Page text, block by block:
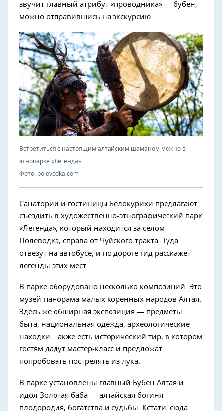
звучит главный атрибут «проводника» — бубен,
можно отправившись на экскурсию.
Встретиться с настоящим алтайским шаманом можно в
этнопарке «Легенда».
Фото: polevodka.com
Санатории и гостиницы Белокурихи предлагают
съездить в художественно-этнографический парк
«Легенда», который находится за селом
Полеводка, справа от Чуйского тракта. Туда
отвезут на автобусе, и по дороге гид расскажет
легенды этих мест.
В парке оборудовано несколько композиций. Это
музей-панорама малых коренных народов Алтая.
Здесь же обширная экспозиция — предметы
быта, национальная одежда, археологические
находки. Также есть исторический тир, в котором
гостям дадут мастер-класс и предложат
попробовать пострелять из лука.
В парке установлены главный Бубен Алтая и
идол Золотая баба — алтайская богиня
плодородия, богатства и судьбы. Кстати, сюда